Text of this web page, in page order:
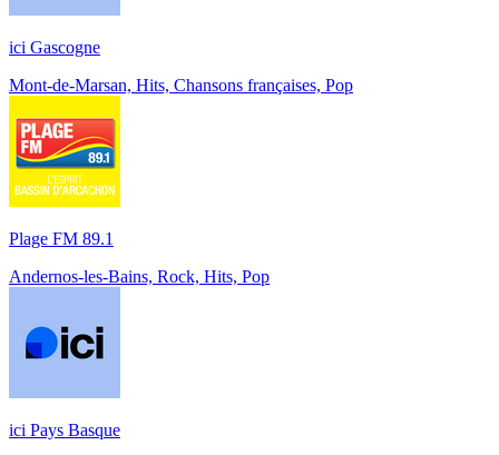
ici Gascogne
Mont-de-Marsan, Hits, Chansons françaises, Pop
Plage FM 89.1
Andernos-les-Bains, Rock, Hits, Pop
ici Pays Basque